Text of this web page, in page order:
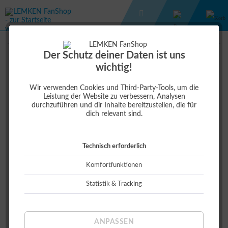
Der Schutz deiner Daten ist uns
wichtig!
Wir verwenden Cookies und Third-Party-Tools, um die
Leistung der Website zu verbessern, Analysen
durchzuführen und dir Inhalte bereitzustellen, die für
dich relevant sind.
Technisch erforderlich
Komfortfunktionen
Statistik & Tracking
ANPASSEN
KLAPPSPATEN